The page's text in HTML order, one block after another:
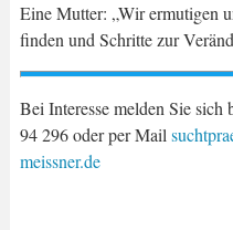
Eine Mutter: „Wir ermutigen
finden und Schritte zur
Bei Interesse melden Sie
94 296 oder per Mail
meissner.de